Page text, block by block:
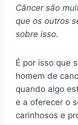
Câncer são
que os outros
sobre isso.
É por isso que
homem de
quando algo
e a oferecer o
carinhosos e